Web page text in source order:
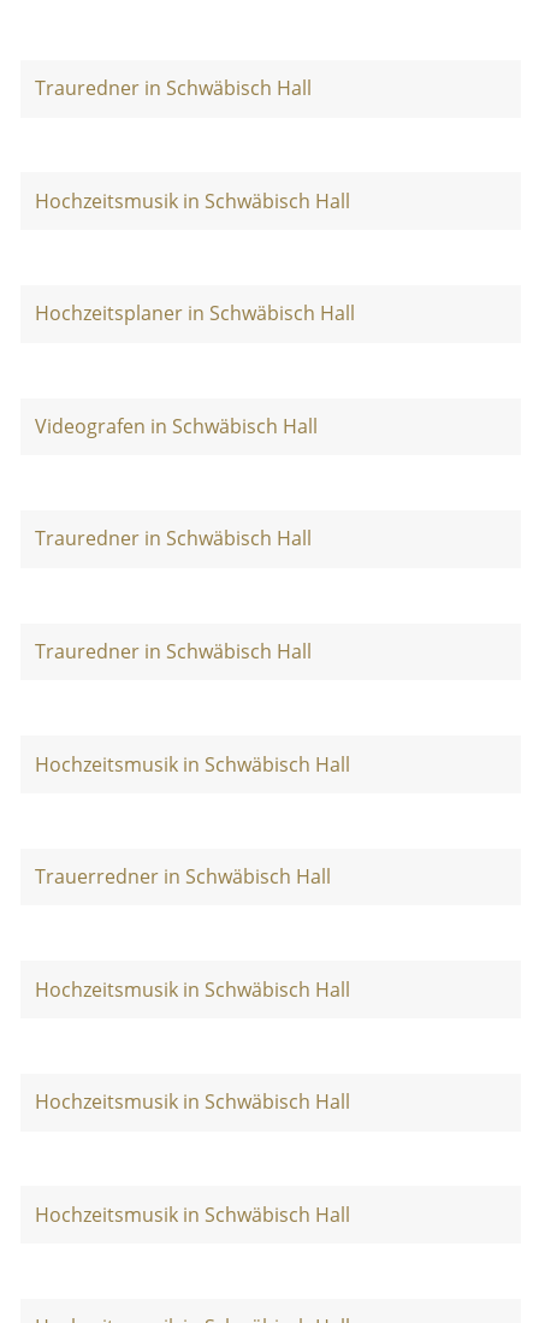
Trauredner in Schwäbisch Hall
Hochzeitsmusik in Schwäbisch Hall
Hochzeitsplaner in Schwäbisch Hall
Videografen in Schwäbisch Hall
Trauredner in Schwäbisch Hall
Trauredner in Schwäbisch Hall
Hochzeitsmusik in Schwäbisch Hall
Trauerredner in Schwäbisch Hall
Hochzeitsmusik in Schwäbisch Hall
Hochzeitsmusik in Schwäbisch Hall
Hochzeitsmusik in Schwäbisch Hall